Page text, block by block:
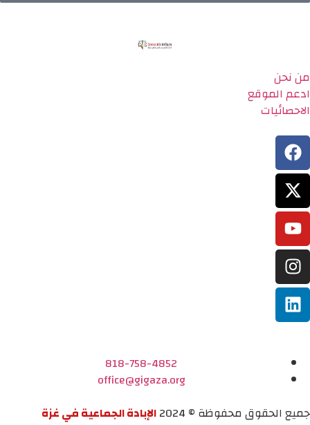
من نحن
ادعم الموقع
الاحصائيات
818-758-4852
office@gigaza.org
جميع الحقوق محفوظة © 2024
الإبادة الجماعية في غزة